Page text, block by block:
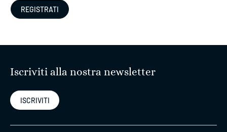
Iscriviti alla nostra newsletter
ISCRIVITI